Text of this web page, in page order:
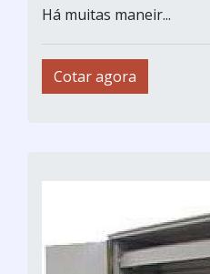
Há muitas maneir...
Cotar agora